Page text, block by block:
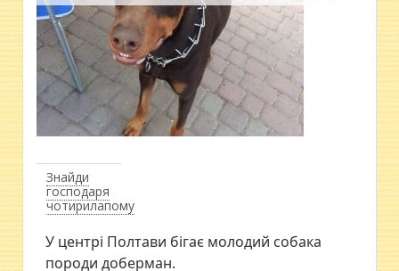
Знайди
господаря
чотирилапому
У центрі Полтави бігає молодий собака
породи доберман.